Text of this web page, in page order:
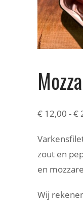
€ 12,00 -€
zout en
en
Wij